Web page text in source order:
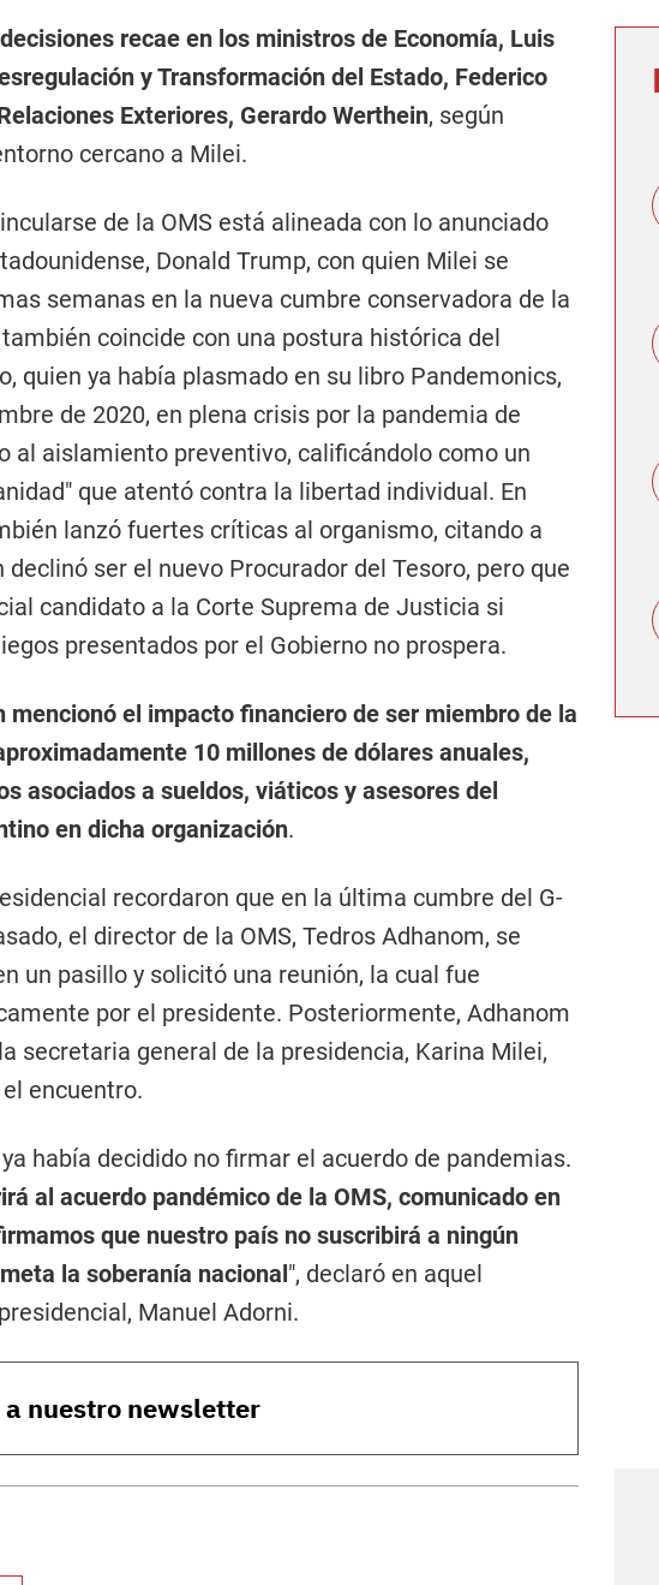
recae en los ministros de Economía, Luis
y Transformación del Estado, Federico
Exteriores, Gerardo Werthein, según
cercano a Milei.
de la OMS está alineada con lo anunciado
Donald Trump, con quien Milei se
semanas en la nueva cumbre conservadora de la
coincide con una postura histórica del
quien ya había plasmado en su libro Pandemonics,
de 2020, en plena crisis por la pandemia de
al aislamiento preventivo, calificándolo como un
que atentó contra la libertad individual. En
lanzó fuertes críticas al organismo, citando a
declinó ser el nuevo Procurador del Tesoro, pero que
candidato a la Corte Suprema de Justicia si
presentados por el Gobierno no prospera.
mencionó el impacto financiero de ser miembro de la
10 millones de dólares anuales,
asociados a sueldos, viáticos y asesores del
en dicha organización.
recordaron que en la última cumbre del G-
el director de la OMS, Tedros Adhanom, se
un pasillo y solicitó una reunión, la cual fue
por el presidente. Posteriormente, Adhanom
secretaria general de la presidencia, Karina Milei,
encuentro.
había decidido no firmar el acuerdo de pandemias.
al acuerdo pandémico de la OMS, comunicado en
que nuestro país no suscribirá a ningún
la soberanía nacional", declaró en aquel
Manuel Adorni.
nuestro newsletter